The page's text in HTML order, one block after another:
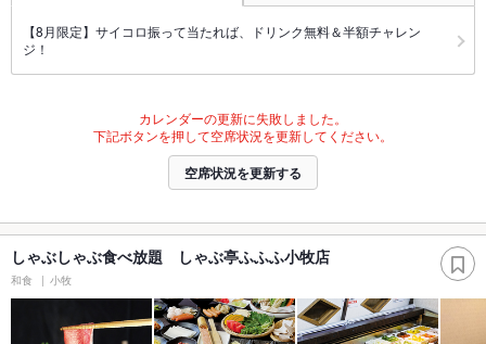
【8月限定】サイコロ振って当たれば、ドリンク無料＆半額チャレン
ジ！
カレンダーの更新に失敗しました。
下記ボタンを押して空席状況を更新してください。
空席状況を更新する
しゃぶしゃぶ食べ放題 しゃぶ亭ふふふ小牧店
和食 小牧